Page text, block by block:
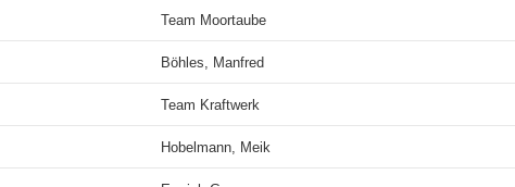
Team Moortaube
Böhles, Manfred
Team Kraftwerk
Hobelmann, Meik